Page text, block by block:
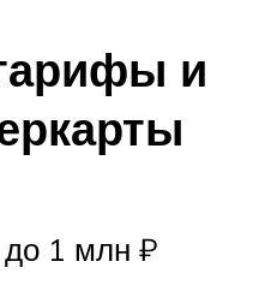
и
до 1 млн ₽